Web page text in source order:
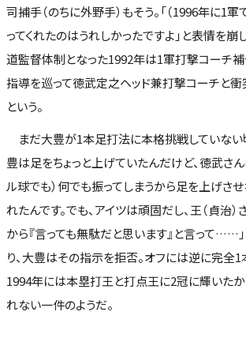
司捕手（のちに外野手）もそう。「（1996年に1
ってくれたのはうれしかったですよ」と表情を崩
道監督体制となった1992年は1軍打撃コーチ補
指導を巡って徳武定之ヘッド兼打撃コーチと衝
という。
まだ大豊が1本足打法に本格挑戦していない
豊は足をちょっと上げていたんだけど、徳武さん
ル球でも）何でも振ってしまうから足を上げさせ
れたんです。でも、アイツは頑固だし、王（貞治
から『言っても無駄だと思います』と言って……
り、大豊はその指示を拒否。オフには逆に完全1
1994年には本塁打王と打点王に2冠に輝いたか
れない一件のようだ。